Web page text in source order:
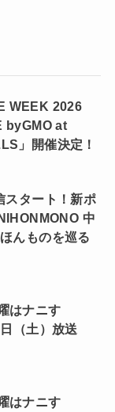
WEEK 2026
byGMO at
」開催決定！
スタート！新ポ
中
んものを巡る
はナニす
（土）放送
はナニす